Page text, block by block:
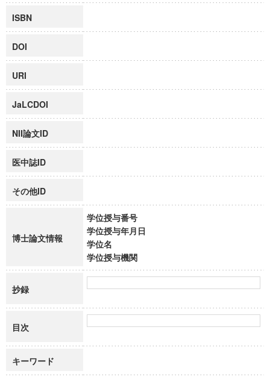
ISBN
DOI
URI
JaLCDOI
NII論文ID
医中誌ID
その他ID
博士論文情報
学位授与番号
学位授与年月日
学位名
学位授与機関
抄録
目次
キーワード